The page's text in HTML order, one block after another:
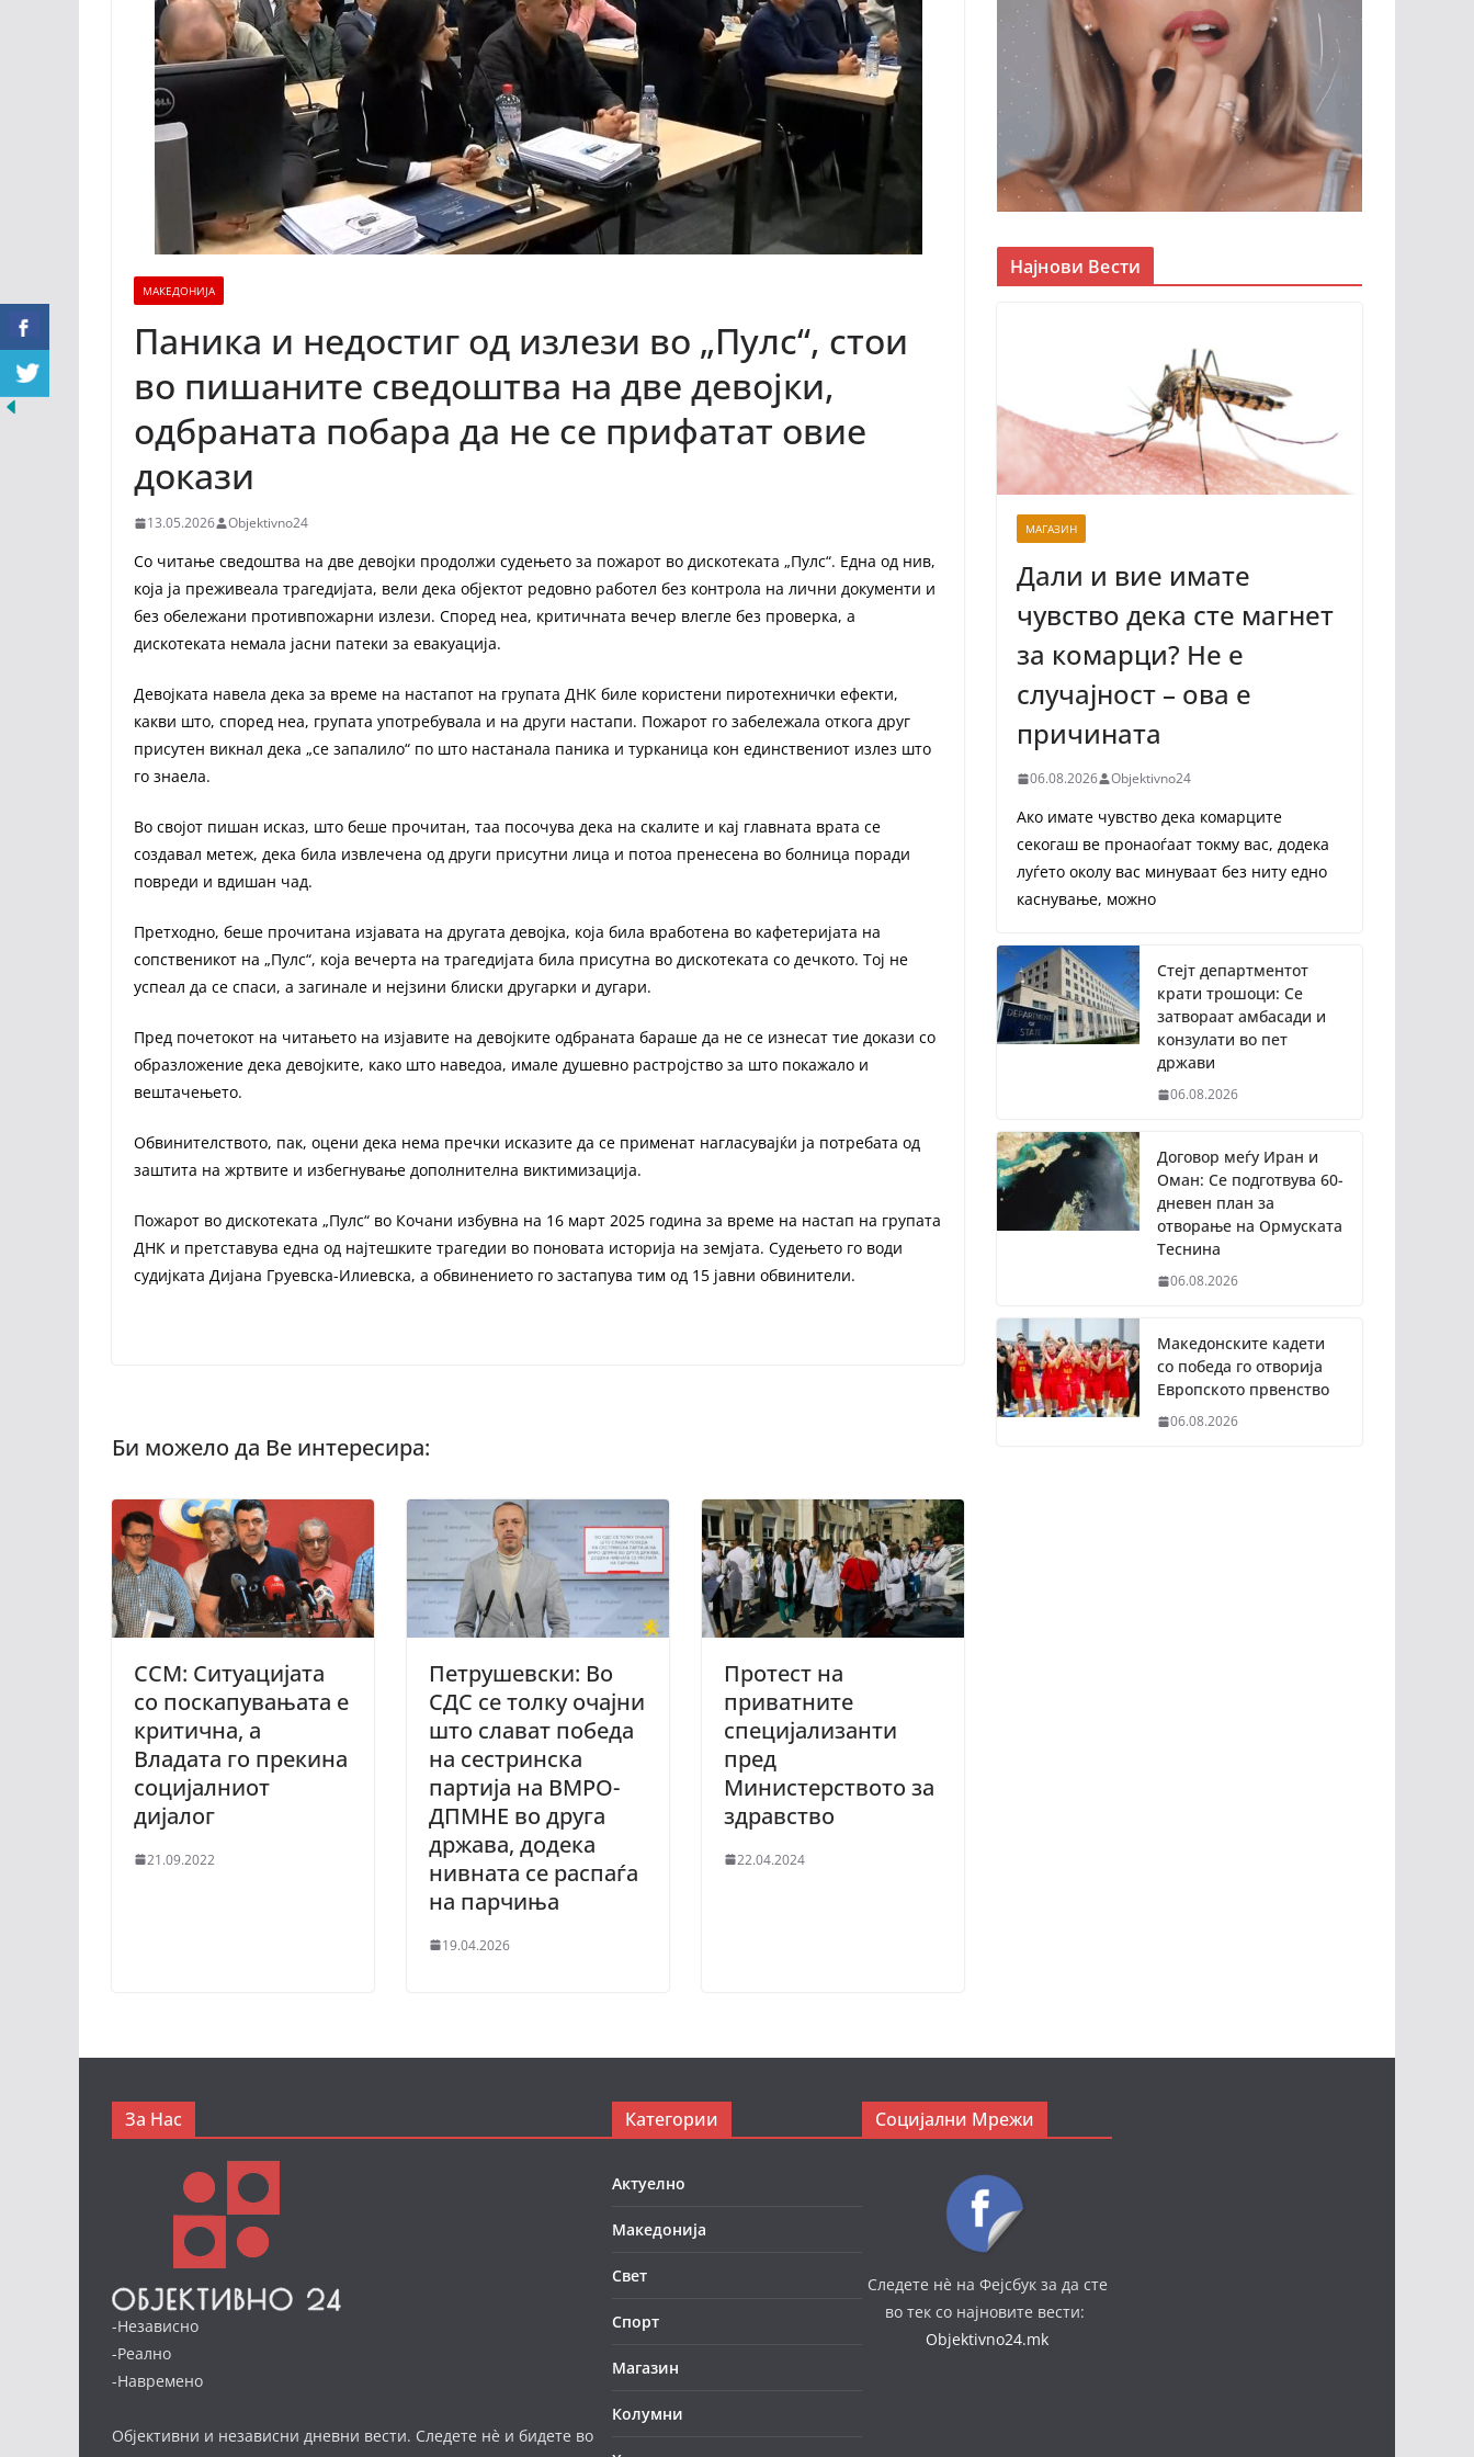
МАКЕДОНИЈА
Паника и недостиг од излези во „Пулс“, стои
во пишаните сведоштва на две девојки,
одбраната побара да не се прифатат овие
докази
13.05.2026 Objektivno24
Со читање сведоштва на две девојки продолжи судењето за пожарот во дискотеката „Пулс“. Една од нив,
која ја преживеала трагедијата, вели дека објектот редовно работел без контрола на лични документи и
без обележани противпожарни излези. Според неа, критичната вечер влегле без проверка, а
дискотеката немала јасни патеки за евакуација.
Девојката навела дека за време на настапот на групата ДНК биле користени пиротехнички ефекти,
какви што, според неа, групата употребувала и на други настапи. Пожарот го забележала откога друг
присутен викнал дека „се запалило“ по што настанала паника и турканица кон единствениот излез што
го знаела.
Во својот пишан исказ, што беше прочитан, таа посочува дека на скалите и кај главната врата се
создавал метеж, дека била извлечена од други присутни лица и потоа пренесена во болница поради
повреди и вдишан чад.
Претходно, беше прочитана изјавата на другата девојка, која била вработена во кафетеријата на
сопственикот на „Пулс“, која вечерта на трагедијата била присутна во дискотеката со дечкото. Тој не
успеал да се спаси, а загинале и нејзини блиски другарки и дугари.
Пред почетокот на читањето на изјавите на девојките одбраната бараше да не се изнесат тие докази со
образложение дека девојките, како што наведоа, имале душевно растројство за што покажало и
вештачењето.
Обвинителството, пак, оцени дека нема пречки исказите да се применат нагласувајќи ја потребата од
заштита на жртвите и избегнување дополнителна виктимизација.
Пожарот во дискотеката „Пулс“ во Кочани избувна на 16 март 2025 година за време на настап на групата
ДНК и претставува една од најтешките трагедии во поновата историја на земјата. Судењето го води
судијката Дијана Груевска-Илиевска, а обвинението го застапува тим од 15 јавни обвинители.
ССМ: Ситуацијата
со поскапувањата е
критична, а
Владата го прекина
социјалниот
дијалог
21.09.2022
Петрушевски: Во
СДС се толку очајни
што слават победа
на сестринска
партија на ВМРО-
ДПМНЕ во друга
држава, додека
нивната се распаѓа
на парчиња
19.04.2026
Протест на
приватните
специјализанти
пред
Министерството за
здравство
22.04.2024
Најнови Вести
МАГАЗИН
Дали и вие имате
чувство дека сте магнет
за комарци? Не е
случајност – ова е
причината
06.08.2026 Objektivno24
Ако имате чувство дека комарците
секогаш ве пронаоѓаат токму вас, додека
луѓето околу вас минуваат без ниту едно
каснување, можно
Стејт департментот
крати трошоци: Се
затвораат амбасади и
конзулати во пет
држави
06.08.2026
Договор меѓу Иран и
Оман: Се подготвува 60-
дневен план за
отворање на Ормуската
Теснина
06.08.2026
Македонските кадети
со победа го отворија
Европското првенство
06.08.2026
За Нас
-Независно
-Реално
-Навремено
Објективни и независни дневни вести. Следете нè и бидете во
Категории
Актуелно
Македонија
Свет
Спорт
Магазин
Колумни
Социјални Мрежи
Следете нè на Фејсбук за да сте
во тек со најновите вести:
Objektivno24.mk